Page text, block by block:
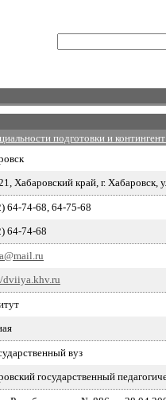
подготовки и
Хабаровский край, г. Хабаровск,
64-74-68, 64-75-68
64-74-68
вуз
государственный